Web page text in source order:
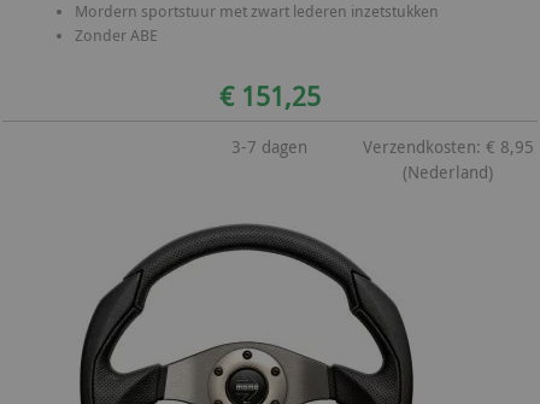
Mordern sportstuur met zwart lederen inzetstukken
Zonder ABE
€ 151,25
3-7 dagen
Verzendkosten: € 8,95
(Nederland)